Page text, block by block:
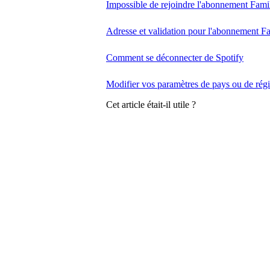
Impossible de rejoindre l'abonnement
Adresse et validation pour l'abonnement
Comment se déconnecter de Spotify
Modifier vos paramètres de pays ou de
Cet article était-il utile ?